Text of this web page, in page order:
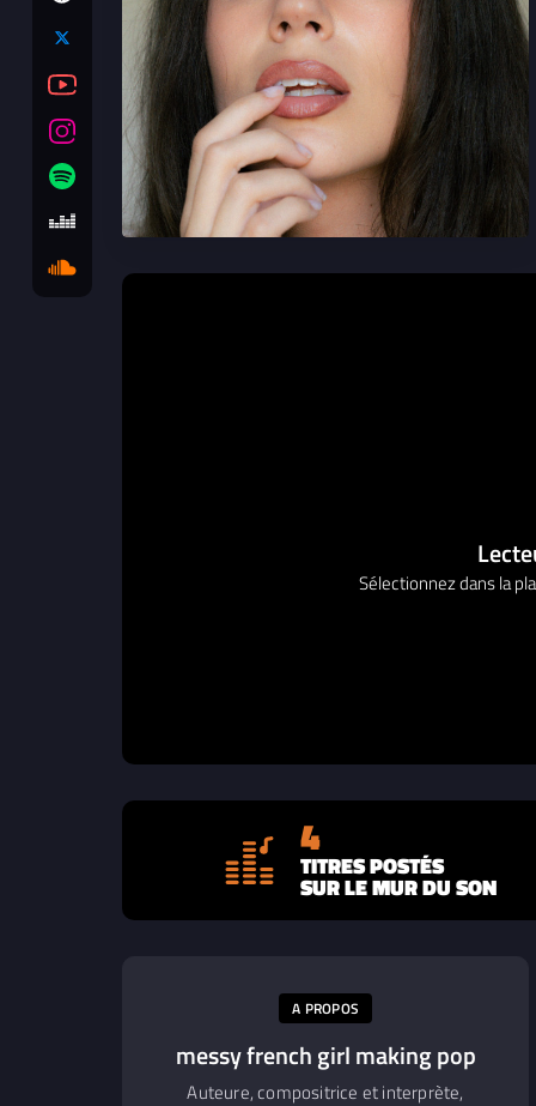
Sélectionnez dans la
4
TITRES POSTÉS
SUR LE MUR DU SON
A PROPOS
messy french girl making pop
Auteure, compositrice et interprète,